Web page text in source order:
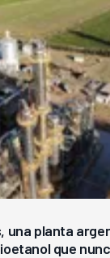
una planta
que